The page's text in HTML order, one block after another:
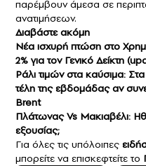
παρέμβουν άμεσα σε
ανατιμήσεων.
Διαβάστε ακόμη
Νέα ισχυρή πτώση στο
2% για τον Γενικό Δείκτη
Ράλι τιμών στα καύσιμα:
τέλη της εβδομάδας αν
Brent
Πλάτωνας Vs Μακιαβέλι:
εξουσίας;
Για όλες τις υπόλοιπες
μπορείτε να επισκεφτείτε το